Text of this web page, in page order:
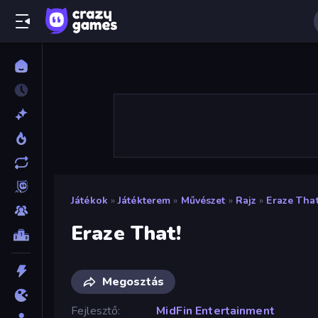
Játékok » Játékterem » Művészet » Rajz » Eraze
Eraze That!
Megosztás
Fejlesztő
MidFin Entertainment